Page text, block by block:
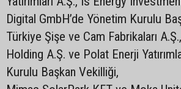
Digital GmbH’de Yönetim Kurulu
Türkiye Şişe ve Cam Fabrikaları
Holding A.Ş. ve Polat Enerji
Kurulu Başkan Vekilliği,